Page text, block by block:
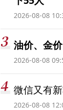
2026-08-08
油价、金
2026-08-08
微信又有
2026-08-08